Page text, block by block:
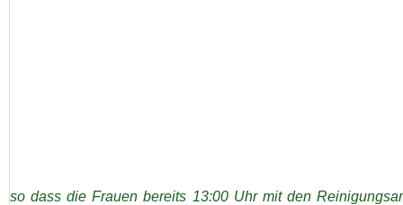
so dass die Frauen bereits 13:00 Uhr mit den